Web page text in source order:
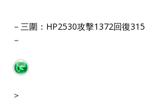
－三圍：HP2530攻擊1372回復315
－
＞